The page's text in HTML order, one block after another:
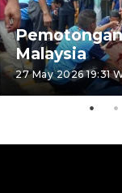
Malaysia
27 May 2026 19:31